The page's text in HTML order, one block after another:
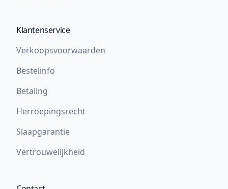
Klantenservice
Verkoopsvoorwaarden
Bestelinfo
Betaling
Herroepingsrecht
Slaapgarantie
Vertrouwelijkheid